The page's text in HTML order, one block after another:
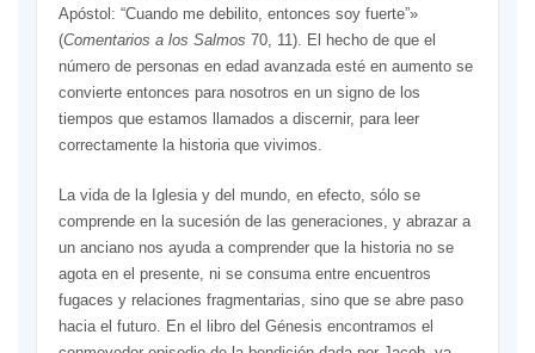
Apóstol: “Cuando me debilito, entonces soy fuerte”»
(Comentarios a los Salmos 70, 11). El hecho de que el
número de personas en edad avanzada esté en aumento se
convierte entonces para nosotros en un signo de los
tiempos que estamos llamados a discernir, para leer
correctamente la historia que vivimos.
La vida de la Iglesia y del mundo, en efecto, sólo se
comprende en la sucesión de las generaciones, y abrazar a
un anciano nos ayuda a comprender que la historia no se
agota en el presente, ni se consuma entre encuentros
fugaces y relaciones fragmentarias, sino que se abre paso
hacia el futuro. En el libro del Génesis encontramos el